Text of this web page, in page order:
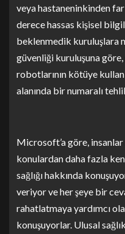
veya hastaneninkinden
derece hassas kişisel
beklenmedik kuruluşlara
güvenliği kuruluşuna
robotlarının kötüye
alanında bir numaralı
Microsoft’a göre,
konulardan daha fazla
sağlığı hakkında
veriyor ve her şeye bir
rahatlatmaya yardımcı
konuşuyorlar. Ulusal